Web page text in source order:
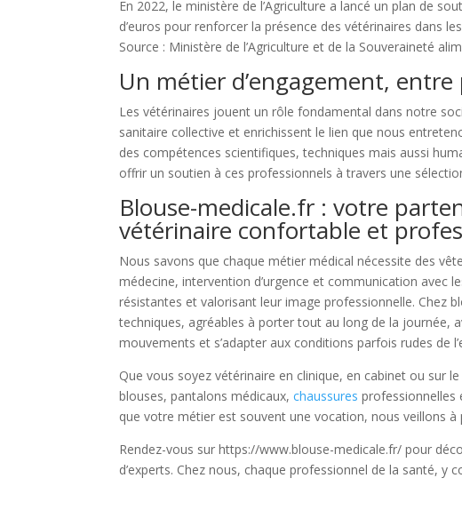
En 2022, le ministère de l’Agriculture a lancé un plan de
d’euros pour renforcer la présence des vétérinaires dans
Source : Ministère de l’Agriculture et de la Souveraineté
Un métier d’engagement,
Les vétérinaires jouent un rôle fondamental dans notre
sanitaire collective et enrichissent le lien que nous
des compétences scientifiques, techniques mais aussi
offrir un soutien à ces professionnels à travers une
Blouse-medicale.fr : votre
vétérinaire confortable et
Nous savons que chaque métier médical nécessite des
médecine, intervention d’urgence et communication avec
résistantes et valorisant leur image professionnelle. Chez
techniques, agréables à porter tout au long de la journée,
mouvements et s’adapter aux conditions parfois rudes de
Que vous soyez vétérinaire en clinique, en cabinet ou sur
blouses, pantalons médicaux,chaussures professionnelles
que votre métier est souvent une vocation, nous veillons
Rendez-vous sur https://www.blouse-medicale.fr/ pour
d’experts. Chez nous, chaque professionnel de la santé, y